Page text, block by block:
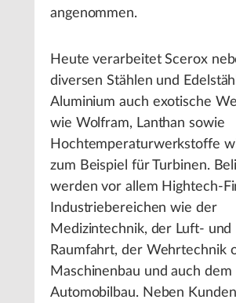
angenommen.
Heute verarbeitet Scerox
diversen Stählen und
Aluminium auch exotische
wie Wolfram, Lanthan sowie
Hochtemperaturwerkstoffe
zum Beispiel für Turbinen.
werden vor allem Hightech-
Industriebereichen wie der
Medizintechnik, der Luft- und
Raumfahrt, der Wehrtechnik
Maschinenbau und auch dem
Automobilbau. Neben